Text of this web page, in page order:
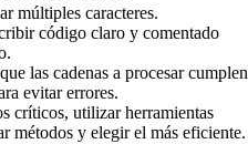
múltiples caracteres.
código claro y comentado
las cadenas a procesar cumplen
evitar errores.
críticos, utilizar herramientas
métodos y elegir el más eficiente.